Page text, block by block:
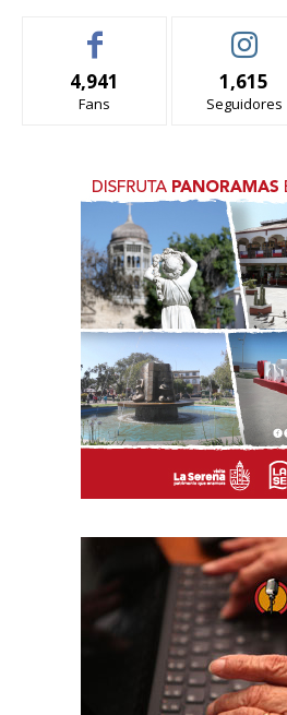
4,941
Fans
1,615
Seguidores